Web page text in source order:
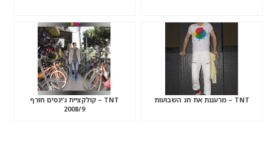
TNT – מרעננת את חג השבועות
TNT – קולקציית ג’ינסים חורף
2008/9